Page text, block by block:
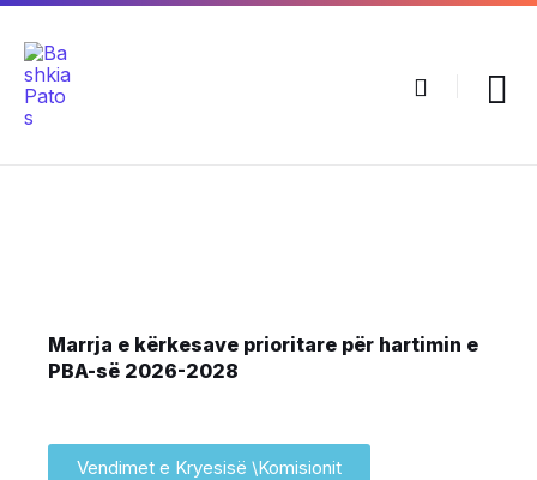
Marrja e kërkesave prioritare për hartimin e
PBA-së 2026-2028
Vendimet e Kryesisë \Komisionit